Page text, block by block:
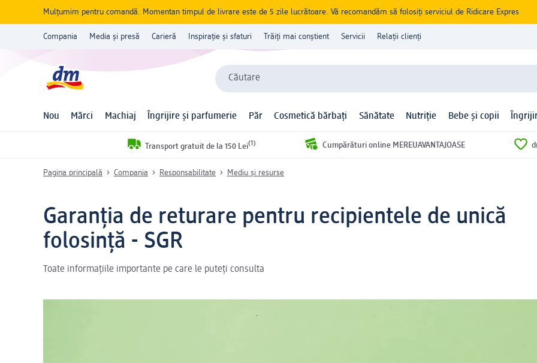
Mulțumim pentru comandă. Momentan timpul de livrare este de 5 zile lucrătoare. Vă recomandăm să folosiți serviciul de Ridicare Expres
Compania Media și presă Carieră Inspirație și sfaturi Trăiți mai conștient Servicii Relații clienți
Căutare
Nou Mărci Machiaj Îngrijire și parfumerie Păr Cosmetică bărbați Sănătate Nutriție Bebe și copii
Transport gratuit de la 150 Lei(1) Cumpărături online MEREUAVANTAJOASE
Pagina principală Compania Responsabilitate Mediu și resurse
Garanția de returare pentru recipientele de unică
folosință - SGR
Toate informațiile importante pe care le puteți consulta